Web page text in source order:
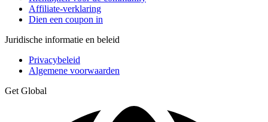
Affiliate-verklaring
Dien een coupon in
Juridische informatie en beleid
Privacybeleid
Algemene voorwaarden
Get Global